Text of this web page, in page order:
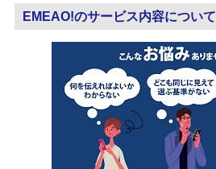
EMEAO!のサービス内容について